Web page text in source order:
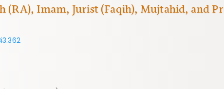
(RA), Imam, Jurist (Faqih), Mujtahid, and